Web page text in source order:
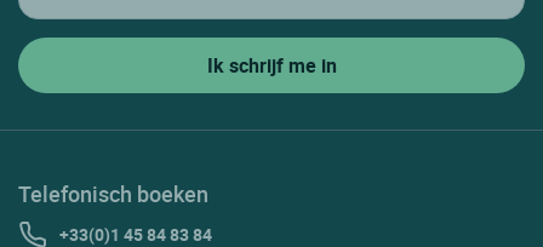
Telefonisch boeken
+33(0)1 45 84 83 84